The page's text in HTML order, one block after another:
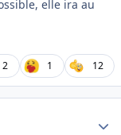
elle ira au
2 1 12